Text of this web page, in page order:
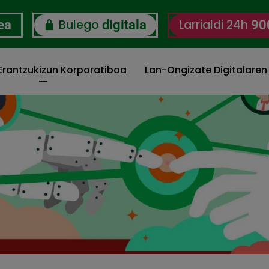
Bulego digitala Larrialdi 24h
Korporatiboa Lan-Ongizate